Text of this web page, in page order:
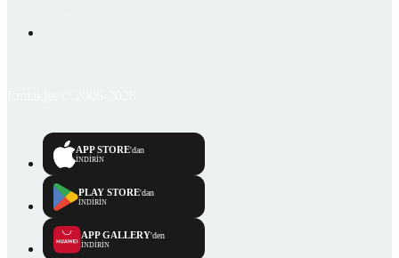
APP STORE'dan
İNDİRİN
PLAY STORE'dan
İNDİRİN
APP GALLERY'den
İNDİRİN